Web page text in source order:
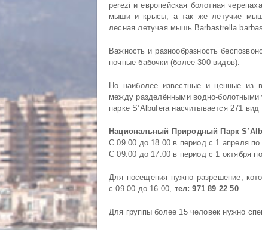
perezi и европейская болотная
мыши и крысы, а так же летучие
лесная летучая мышь Barbastrella
Важность и разнообразность
ночные бабочки (более 300 видов).
Но наиболее известные и ценные из
между разделёнными водно-
парке S’Albufera насчитывается 271
Национальный Природный Парк
С 09.00 до 18.00 в период с 1 апреля по
С 09.00 до 17.00 в период с 1 октября
Для посещения нужно разрешение,
с 09.00 до 16.00, тел: 971 89 22 50
Для группы более 15 человек нужно